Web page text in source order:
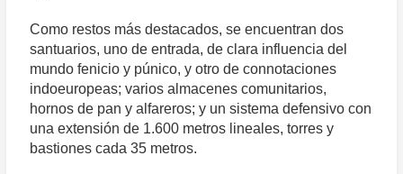
Como restos más destacados, se encuentran dos
santuarios, uno de entrada, de clara influencia del
mundo fenicio y púnico, y otro de connotaciones
indoeuropeas; varios almacenes comunitarios,
hornos de pan y alfareros; y un sistema defensivo con
una extensión de 1.600 metros lineales, torres y
bastiones cada 35 metros.